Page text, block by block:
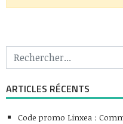
ARTICLES RÉCENTS
Code promo Linxea :